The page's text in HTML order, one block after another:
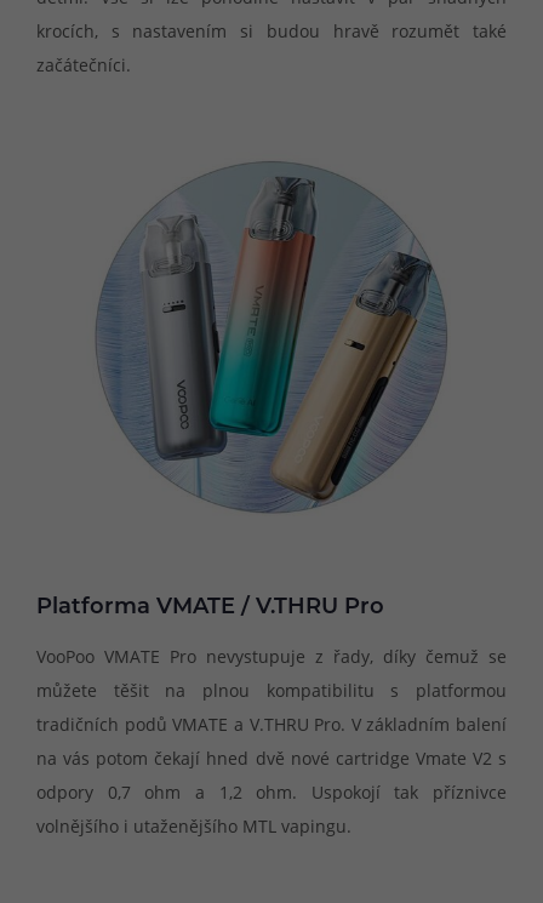
krocích, s nastavením si budou hravě rozumět také
začátečníci.
Platforma VMATE / V.THRU Pro
VooPoo VMATE Pro nevystupuje z řady, díky čemuž se
můžete těšit na plnou kompatibilitu s platformou
tradičních podů VMATE a V.THRU Pro. V základním balení
na vás potom čekají hned dvě nové cartridge Vmate V2 s
odpory 0,7 ohm a 1,2 ohm. Uspokojí tak příznivce
volnějšího i utaženějšího MTL vapingu.